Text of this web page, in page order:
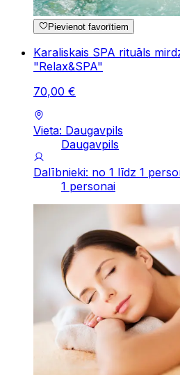
Pievienot favorītiem
Karaliskais SPA rituāls
"Relax&SPA"
70,00 €
Vieta: Daugavpils
Daugavpils
Dalībnieki: no 1 līdz 1
1 personai